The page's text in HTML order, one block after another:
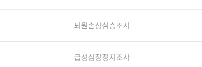
퇴원손상심층조사
급성심장정지조사